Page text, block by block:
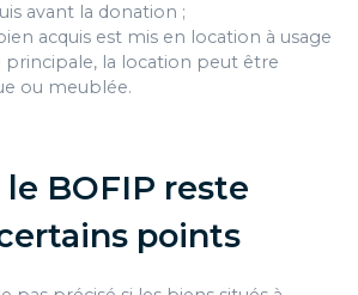
avant la donation ;
acquis est mis en location à usage
principale, la location peut être
ou meublée.
BOFIP reste
points